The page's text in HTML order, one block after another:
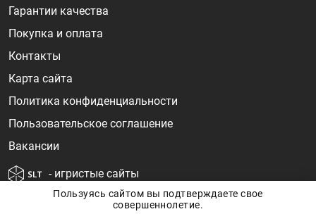
Гарантии качества
Покупка и оплата
Контакты
Карта сайта
Политика конфиденциальности
Пользовательское соглашение
Вакансии
- игристые сайты
Пользуясь сайтом вы подтверждаете свое
совершеннолетие.